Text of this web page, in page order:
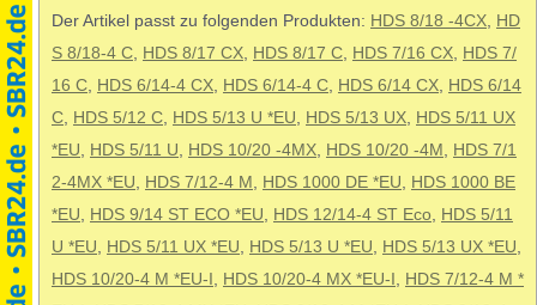
Der Artikel passt zu folgenden Produkten: HDS 8/18 -4CX, HD
S 8/18-4 C, HDS 8/17 CX, HDS 8/17 C, HDS 7/16 CX, HDS 7/
16 C, HDS 6/14-4 CX, HDS 6/14-4 C, HDS 6/14 CX, HDS 6/14
C, HDS 5/12 C, HDS 5/13 U *EU, HDS 5/13 UX, HDS 5/11 UX
*EU, HDS 5/11 U, HDS 10/20 -4MX, HDS 10/20 -4M , HDS 7/1
2-4MX *EU, HDS 7/12-4 M , HDS 1000 DE *EU, HDS 1000 BE
*EU, HDS 9/14 ST ECO *EU, HDS 12/14-4 ST Eco, HDS 5/11
U *EU, HDS 5/11 UX *EU, HDS 5/13 U *EU, HDS 5/13 UX *EU,
HDS 10/20-4 M *EU-I , HDS 10/20-4 MX *EU-I , HDS 7/12-4 M *